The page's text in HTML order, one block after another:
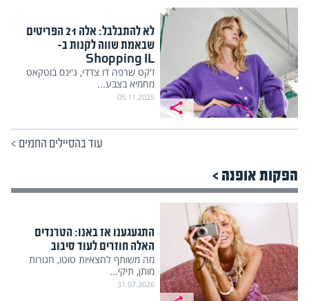
לא להתבלבל: אלה 21 הפריטים
שבאמת שווה לקנות ב-
Shopping IL
ז'קט שרפה דו צדדי, ג'ינס בוטקאט
מחמיא בצבע...
05.11.2025
עוד בהסיילים החמים >
הפקות אופנה >
התגעגענו אז באנו: הטרנדים
האלה חוזרים לעוד סיבוב
מה משותף לחצאיות טוטו, חגורות
מותן, תיקי...
31.07.2026